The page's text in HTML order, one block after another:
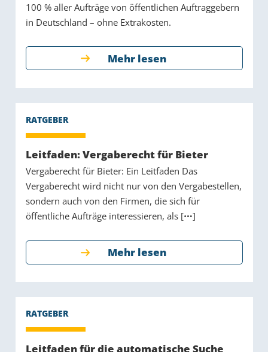
100 % aller Aufträge von öffentlichen Auftraggebern
in Deutschland – ohne Extrakosten.
Mehr lesen
Leitfaden: Vergaberecht für Bieter
Vergaberecht für Bieter: Ein Leitfaden Das
Vergaberecht wird nicht nur von den Vergabestellen,
sondern auch von den Firmen, die sich für
öffentliche Aufträge interessieren, als [
]
Mehr lesen
Leitfaden für die automatische Suche